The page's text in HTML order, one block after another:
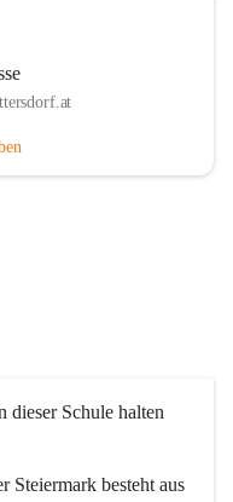
dieser Schule halten
Steiermark besteht aus